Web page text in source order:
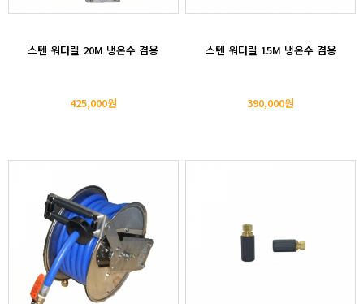
스텐 워터릴 20M 냉온수 겸용
425,000원
스텐 워터릴 15M 냉온수 겸용
390,000원